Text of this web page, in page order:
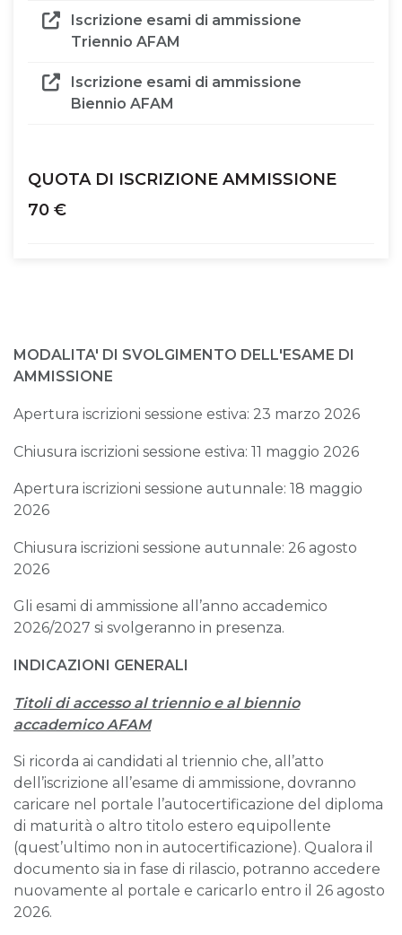
Iscrizione esami di ammissione
Triennio AFAM
Iscrizione esami di ammissione
Biennio AFAM
QUOTA DI ISCRIZIONE AMMISSIONE
70 €
MODALITA' DI SVOLGIMENTO DELL'ESAME DI
AMMISSIONE
Apertura iscrizioni sessione estiva: 23 marzo 2026
Chiusura iscrizioni sessione estiva: 11 maggio 2026
Apertura iscrizioni sessione autunnale: 18 maggio
2026
Chiusura iscrizioni sessione autunnale: 26 agosto
2026
Gli esami di ammissione all’anno accademico
2026/2027 si svolgeranno in presenza.
INDICAZIONI GENERALI
Titoli di accesso al triennio e al biennio
accademico AFAM
Si ricorda ai candidati al triennio che, all’atto
dell’iscrizione all’esame di ammissione, dovranno
caricare nel portale l’autocertificazione del diploma
di maturità o altro titolo estero equipollente
(quest’ultimo non in autocertificazione). Qualora il
documento sia in fase di rilascio, potranno accedere
nuovamente al portale e caricarlo entro il 26 agosto
2026.